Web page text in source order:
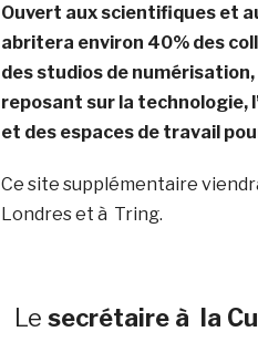
Ouvert aux scientifiques et
abritera environ 40% des
des studios de
reposant sur la technologie,
et des espaces de travail
Ce site supplémentaire
Londres et à Tring.
Lesecrétaire à la